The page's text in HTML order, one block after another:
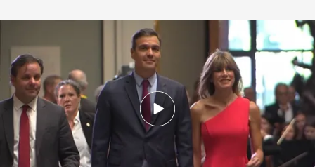
Pedro Sánchez declarará el próximo 30 de julio por el caso de su mujer
Redacción digital Noticias Cuatro Europa Press
22 JUL 2024 - 14:41h.
Se trata de la primera vez en la historia que un
jefe del Ejecutivo en activo es llamado a
declarar en fase de instrucción